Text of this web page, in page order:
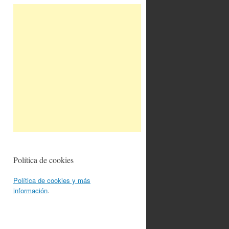
Política de cookies
Política de cookies y más
información.